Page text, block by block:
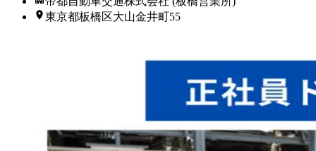
東京都板橋区大山金井町55